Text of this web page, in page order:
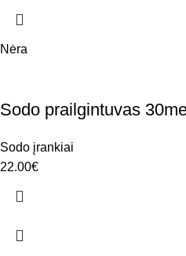
Nėra
Sodo prailgintuvas
Sodo įrankiai
22.00€